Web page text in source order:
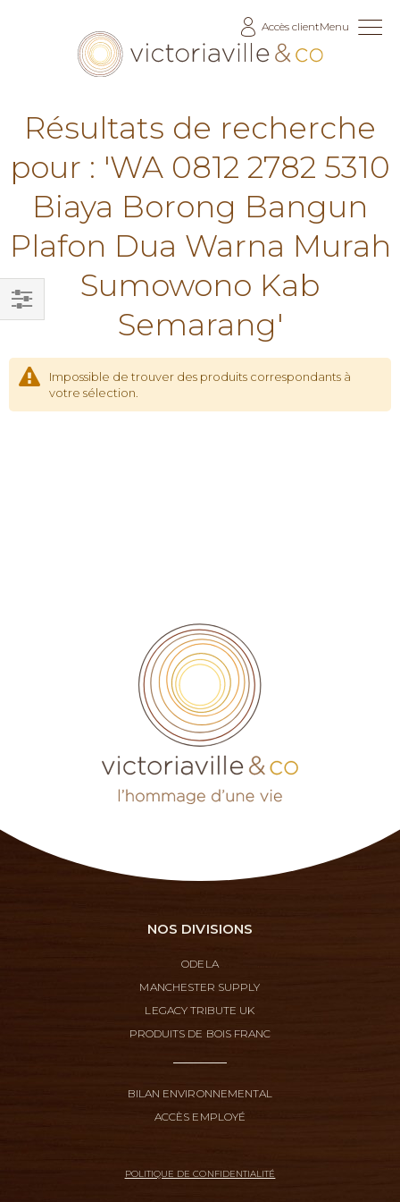
Accès clientMenu
Résultats de recherche
pour : 'WA 0812 2782 5310
Biaya Borong Bangun
Plafon Dua Warna Murah
Sumowono Kab
Semarang'
Impossible de trouver des produits correspondants à
votre sélection.
Filtrer
NOS DIVISIONS
ODELA
MANCHESTER SUPPLY
LEGACY TRIBUTE UK
PRODUITS DE BOIS FRANC
BILAN ENVIRONNEMENTAL
ACCÈS EMPLOYÉ
POLITIQUE DE CONFIDENTIALITÉ